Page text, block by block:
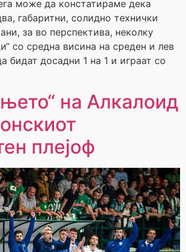
може да констатираме дека
габаритни, солидно технички
за во перспектива, неколку
со средна висина на среден и лев
бидат досадни 1 на 1 и играат со
на Алкалоид
плејоф